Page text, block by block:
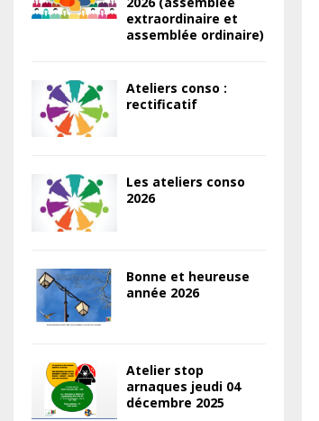
extraordinaire et
assemblée ordinaire)
Ateliers conso :
rectificatif
Les ateliers conso
2026
Bonne et heureuse
année 2026
Atelier stop
arnaques jeudi 04
décembre 2025